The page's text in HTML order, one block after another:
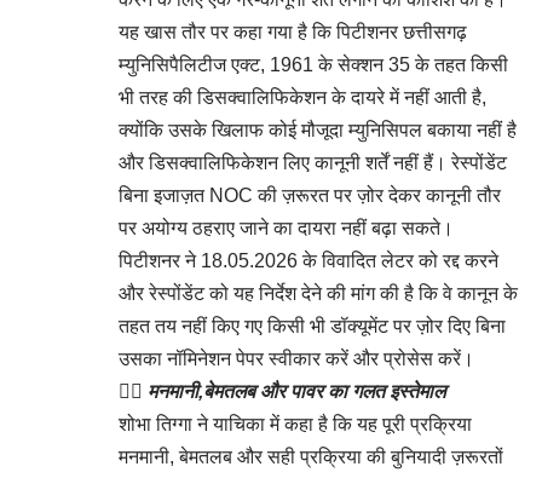
यह खास तौर पर कहा गया है कि पिटीशनर छत्तीसगढ़
म्युनिसिपैलिटीज एक्ट, 1961 के सेक्शन 35 के तहत किसी
भी तरह की डिसक्वालिफिकेशन के दायरे में नहीं आती है,
क्योंकि उसके खिलाफ कोई मौजूदा म्युनिसिपल बकाया नहीं है
और डिसक्वालिफिकेशन लिए कानूनी शर्तें नहीं हैं। रेस्पोंडेंट
बिना इजाज़त NOC की ज़रूरत पर ज़ोर देकर कानूनी तौर
पर अयोग्य ठहराए जाने का दायरा नहीं बढ़ा सकते।
पिटीशनर ने 18.05.2026 के विवादित लेटर को रद्द करने
और रेस्पोंडेंट को यह निर्देश देने की मांग की है कि वे कानून के
तहत तय नहीं किए गए किसी भी डॉक्यूमेंट पर ज़ोर दिए बिना
उसका नॉमिनेशन पेपर स्वीकार करें और प्रोसेस करें।
👉🏻 मनमानी,बेमतलब और पावर का गलत इस्तेमाल
शोभा तिग्गा ने याचिका में कहा है कि यह पूरी प्रक्रिया
मनमानी, बेमतलब और सही प्रक्रिया की बुनियादी ज़रूरतों